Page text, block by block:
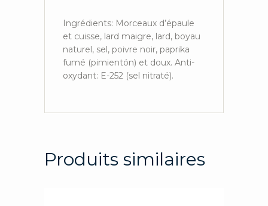
Ingrédients: Morceaux d’épaule
et cuisse, lard maigre, lard, boyau
naturel, sel, poivre noir, paprika
fumé (pimientón) et doux. Anti-
oxydant: E-252 (sel nitraté).
Produits similaires